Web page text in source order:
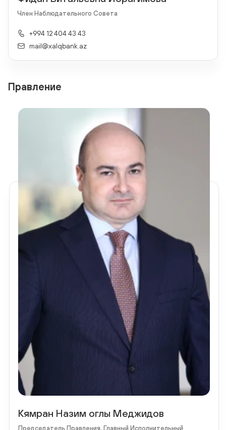
Член Наблюдательного Совета
+994 12 404 43 43
mail@xalqbank.az
Правление
Кямран Назим оглы Меджидов
Председатель Правления, Главный Исполнительный